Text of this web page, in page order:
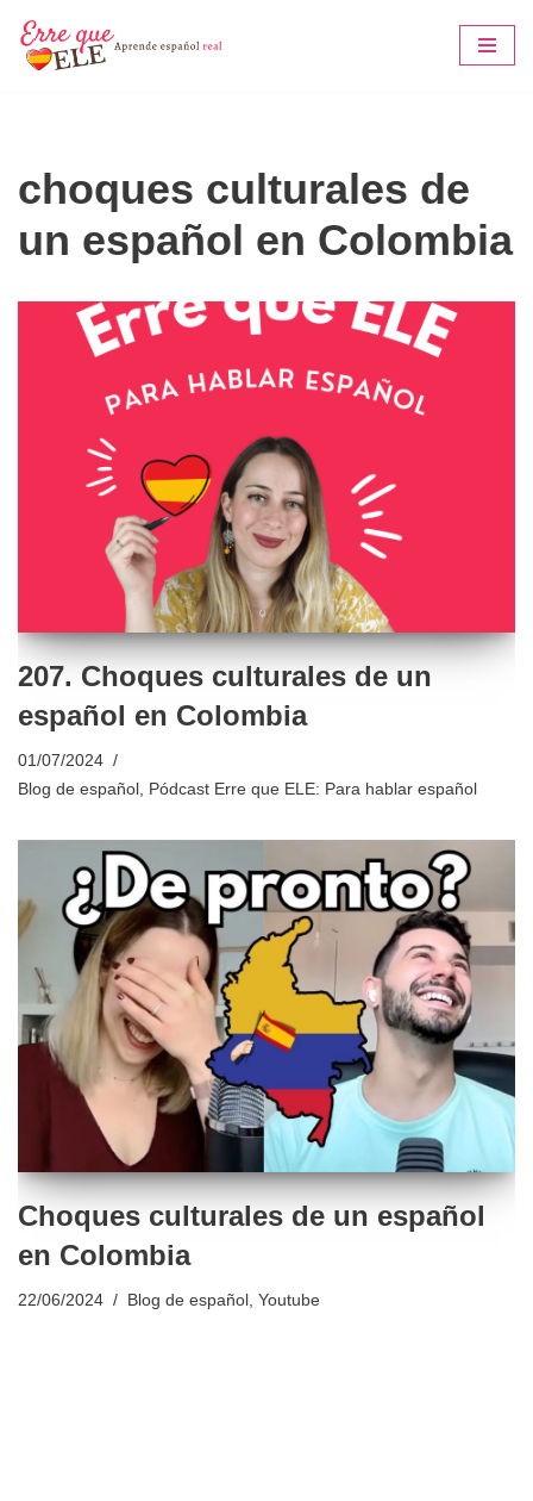
Saltar
choques culturales de
un español en Colombia
207. Choques culturales de un
español en Colombia
01/07/2024
Blog de español , Pódcast Erre que ELE: Para hablar español
Choques culturales de un español
en Colombia
22/06/2024 Blog de español , Youtube